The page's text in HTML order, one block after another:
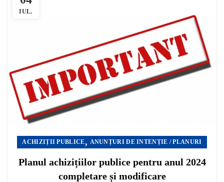
IUL.
ACHIZIȚII PUBLICE, ANUNȚURI DE INTENȚIE / PLANURI
Planul achizițiilor publice pentru anul 2024
completare și modificare